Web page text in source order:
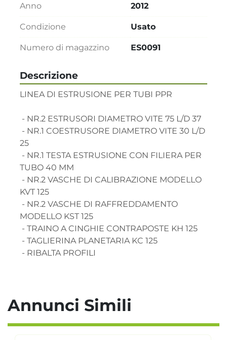
Descrizione
LINEA DI ESTRUSIONE PER TUBI PPR
25
TUBO 40 MM
KVT 125
MODELLO KST 125
- RIBALTA PROFILI
Anno 2012
Condizione Usato
Numero di magazzino ES0091
Annunci Simili